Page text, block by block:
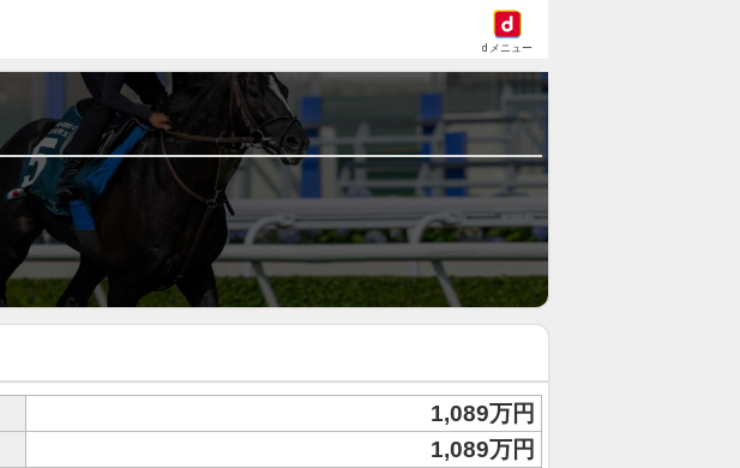
dメニュー
1,089万円
1,089万円